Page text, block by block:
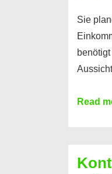
Sie
Mit
Sie
Read